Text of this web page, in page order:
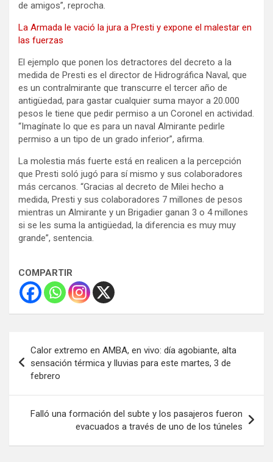
de amigos”, reprocha.
La Armada le vació la jura a Presti y expone el malestar en
las fuerzas
El ejemplo que ponen los detractores del decreto a la
medida de Presti es el director de Hidrográfica Naval, que
es un contralmirante que transcurre el tercer año de
antigüedad, para gastar cualquier suma mayor a 20.000
pesos le tiene que pedir permiso a un Coronel en actividad.
“Imagínate lo que es para un naval Almirante pedirle
permiso a un tipo de un grado inferior”, afirma.
La molestia más fuerte está en realicen a la percepción
que Presti soló jugó para sí mismo y sus colaboradores
más cercanos. “Gracias al decreto de Milei hecho a
medida, Presti y sus colaboradores 7 millones de pesos
mientras un Almirante y un Brigadier ganan 3 o 4 millones
si se les suma la antigüedad, la diferencia es muy muy
grande”, sentencia.
COMPARTIR
de
entradas
Calor extremo en AMBA, en vivo: día agobiante, alta
sensación térmica y lluvias para este martes, 3 de
febrero
Falló una formación del subte y los pasajeros fueron
evacuados a través de uno de los túneles